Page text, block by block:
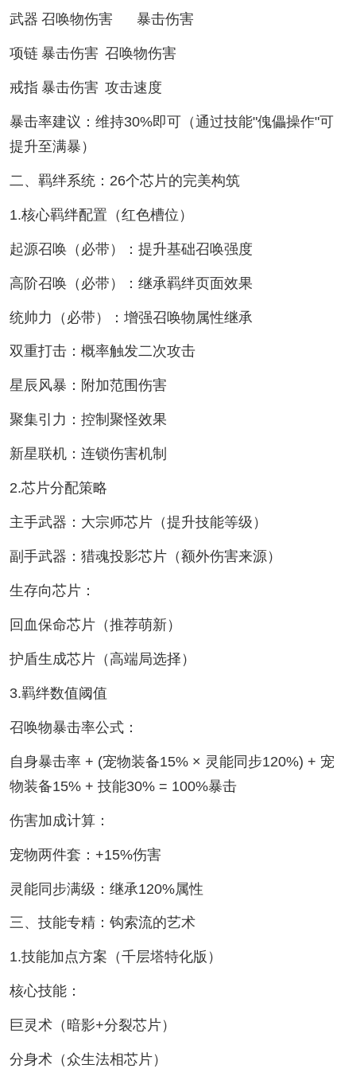
武器 召唤物伤害 暴击伤害
项链 暴击伤害 召唤物伤害
戒指 暴击伤害 攻击速度
暴击率建议：维持30%即可（通过技能"傀儡操作"可
提升至满暴）
二、羁绊系统：26个芯片的完美构筑
1.核心羁绊配置（红色槽位）
起源召唤（必带）：提升基础召唤强度
高阶召唤（必带）：继承羁绊页面效果
统帅力（必带）：增强召唤物属性继承
双重打击：概率触发二次攻击
星辰风暴：附加范围伤害
聚集引力：控制聚怪效果
新星联机：连锁伤害机制
2.芯片分配策略
主手武器：大宗师芯片（提升技能等级）
副手武器：猎魂投影芯片（额外伤害来源）
生存向芯片：
回血保命芯片（推荐萌新）
护盾生成芯片（高端局选择）
3.羁绊数值阈值
召唤物暴击率公式：
自身暴击率 + (宠物装备15% × 灵能同步120%) + 宠
物装备15% + 技能30% = 100%暴击
伤害加成计算：
宠物两件套：+15%伤害
灵能同步满级：继承120%属性
三、技能专精：钩索流的艺术
1.技能加点方案（千层塔特化版）
核心技能：
巨灵术（暗影+分裂芯片）
分身术（众生法相芯片）